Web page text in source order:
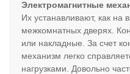
Электромагнитные
Их устанавливают, как на
межкомнатных дверях.
или накладные. За счет
механизм легко
нагрузками. Довольно